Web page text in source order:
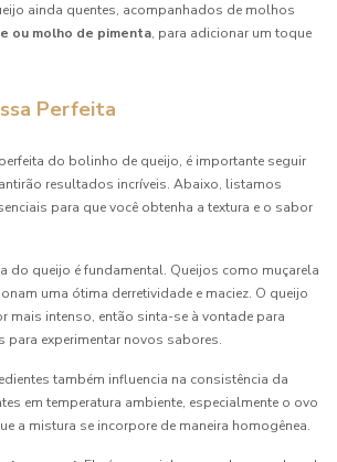
ainda quentes, acompanhados de molhos
ou molho de pimenta, para adicionar um toque
Perfeita
do bolinho de queijo, é importante seguir
resultados incríveis. Abaixo, listamos
para que você obtenha a textura e o sabor
do queijo é fundamental. Queijos como muçarela
uma ótima derretividade e maciez. O queijo
mais intenso, então sinta-se à vontade para
para experimentar novos sabores.
também influencia na consistência da
em temperatura ambiente, especialmente o ovo
a mistura se incorpore de maneira homogênea.